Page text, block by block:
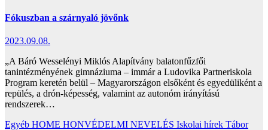
Fókuszban a szárnyaló jövőnk
2023.09.08.
„A Báró Wesselényi Miklós Alapítvány balatonfűzfői
tanintézményének gimnáziuma – immár a Ludovika Partneriskola
Program keretén belül – Magyarországon elsőként és egyedüliként a
repülés, a drón-képesség, valamint az autonóm irányítású
rendszerek…
Egyéb HOME HONVÉDELMI NEVELÉS Iskolai hírek Tábor